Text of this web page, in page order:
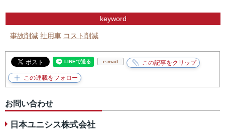
keyword
事故削減 社用車 コスト削減
e-mail
お問い合わせ
日本ユニシス株式会社